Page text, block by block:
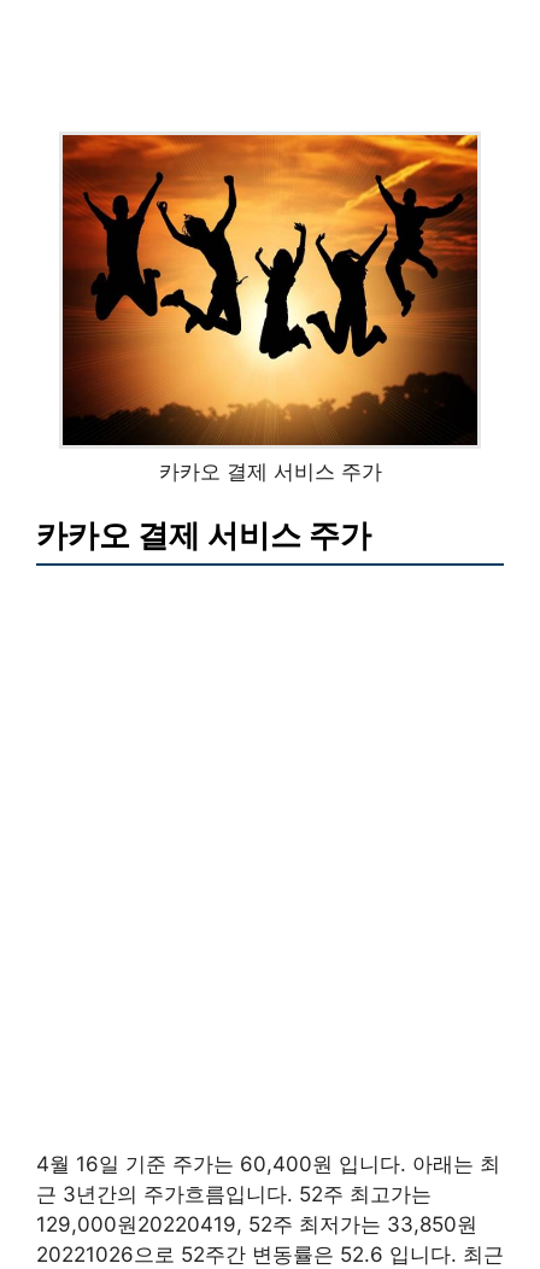
카카오 결제 서비스 주가
카카오 결제 서비스 주가
4월 16일 기준 주가는 60,400원 입니다. 아래는 최
근 3년간의 주가흐름입니다. 52주 최고가는
129,000원20220419, 52주 최저가는 33,850원
20221026으로 52주간 변동률은 52.6 입니다. 최근